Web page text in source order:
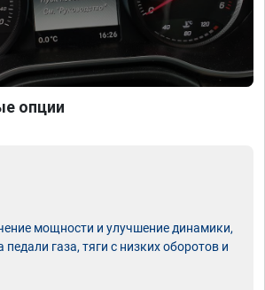
опции
мощности и улучшение динамики,
педали газа, тяги с низких оборотов и